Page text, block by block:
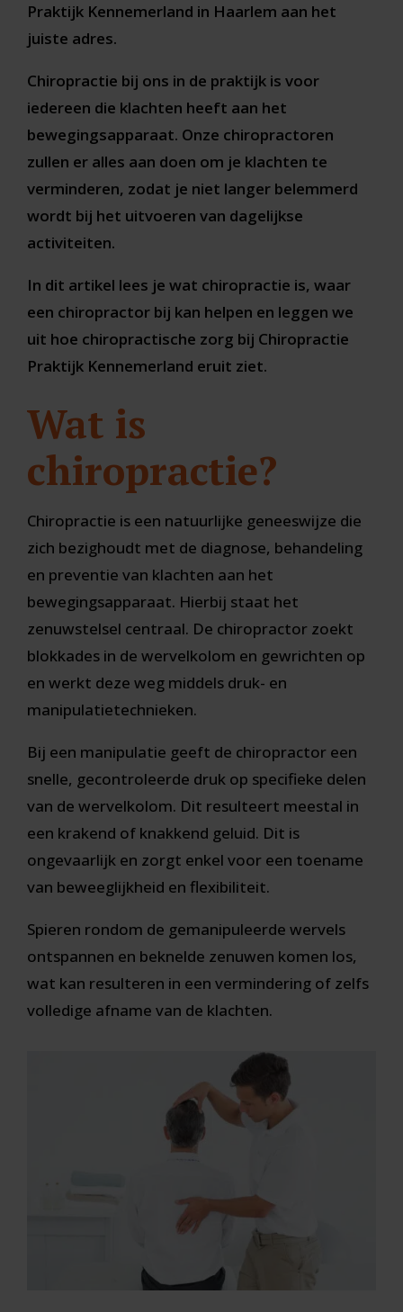
Praktijk Kennemerland in Haarlem aan het
juiste adres.
Chiropractie bij ons in de praktijk is voor
iedereen die klachten heeft aan het
bewegingsapparaat. Onze chiropractoren
zullen er alles aan doen om je klachten te
verminderen, zodat je niet langer belemmerd
wordt bij het uitvoeren van dagelijkse
activiteiten.
In dit artikel lees je wat chiropractie is, waar
een chiropractor bij kan helpen en leggen we
uit hoe chiropractische zorg bij Chiropractie
Praktijk Kennemerland eruit ziet.
Wat is
chiropractie?
Chiropractie is een natuurlijke geneeswijze die
zich bezighoudt met de diagnose, behandeling
en preventie van klachten aan het
bewegingsapparaat. Hierbij staat het
zenuwstelsel centraal. De chiropractor zoekt
blokkades in de wervelkolom en gewrichten op
en werkt deze weg middels druk- en
manipulatietechnieken.
Bij een manipulatie geeft de chiropractor een
snelle, gecontroleerde druk op specifieke delen
van de wervelkolom. Dit resulteert meestal in
een krakend of knakkend geluid. Dit is
ongevaarlijk en zorgt enkel voor een toename
van beweeglijkheid en flexibiliteit.
Spieren rondom de gemanipuleerde wervels
ontspannen en beknelde zenuwen komen los,
wat kan resulteren in een vermindering of zelfs
volledige afname van de klachten.